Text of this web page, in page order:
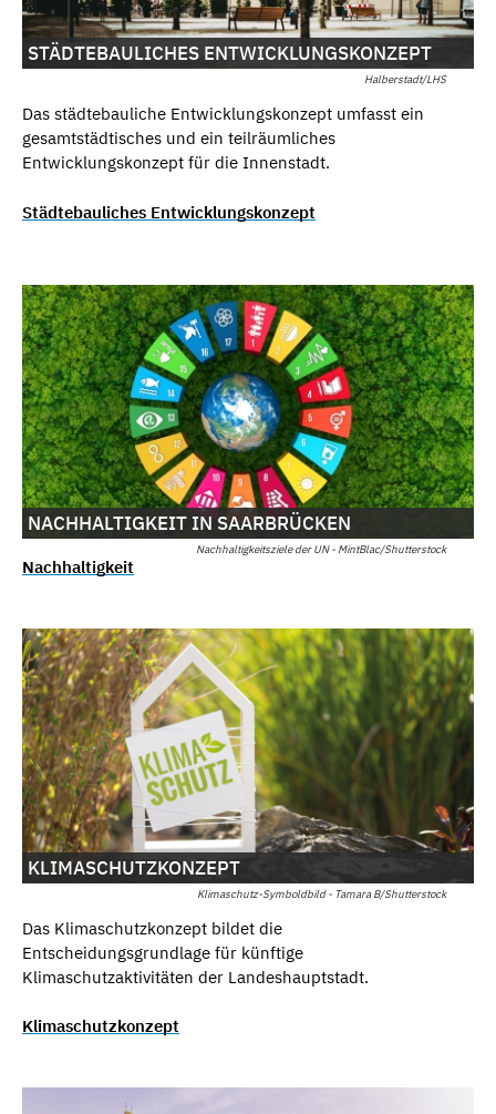
Halberstadt/LHS
STÄDTEBAULICHES ENTWICKLUNGSKONZEPT
Das städtebauliche Entwicklungskonzept umfasst ein
gesamtstädtisches und ein teilräumliches
Entwicklungskonzept für die Innenstadt.
Städtebauliches Entwicklungskonzept
Nachhaltigkeitsziele der UN - MintBlac/Shutterstock
NACHHALTIGKEIT IN SAARBRÜCKEN
Nachhaltigkeit
Klimaschutz-Symboldbild - Tamara B/Shutterstock
KLIMASCHUTZKONZEPT
Das Klimaschutzkonzept bildet die
Entscheidungsgrundlage für künftige
Klimaschutzaktivitäten der Landeshauptstadt.
Klimaschutzkonzept